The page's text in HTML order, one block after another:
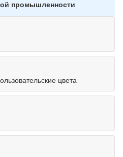
промышленности
цвета